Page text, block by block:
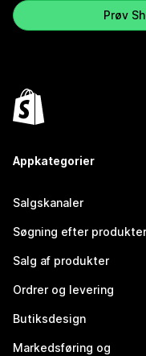
Prøv
Appkategorier
Salgskanaler
Søgning efter produkter
Salg af produkter
Ordrer og levering
Butiksdesign
Markedsføring og